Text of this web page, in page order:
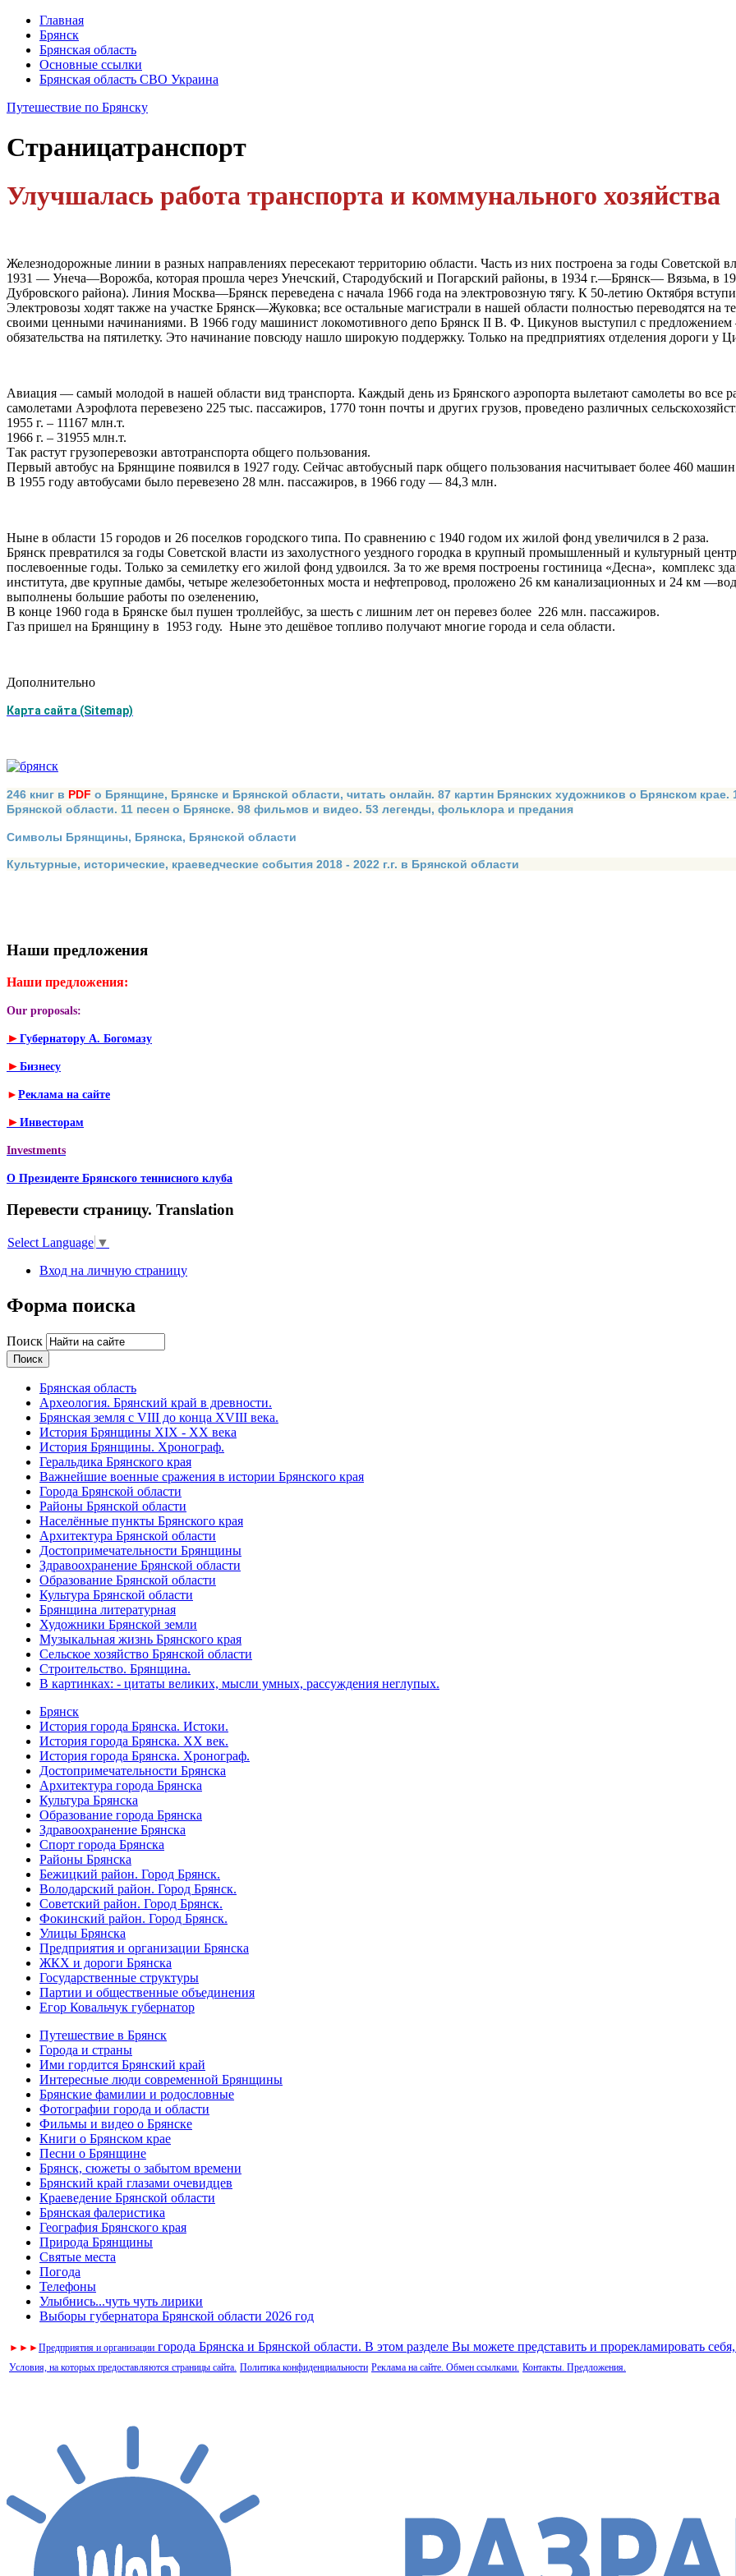
Главная
Брянск
Брянская область
Основные ссылки
Брянская область СВО Украина
Путешествие по Брянску
Страницатранспорт
Улучшалась работа транспорта и коммунального хозяйства
Железнодорожные линии в разных направлениях пересекают территорию области. Часть из них построена за годы
1931 — Унеча—Ворожба, которая прошла через Унечский, Стародубский и Погарский районы, в 1934 г.—Брянск— Вязьма, в
Дубровского района). Линия Москва—Брянск переведена с начала 1966 года на электровозную тягу. К 50-летию Октября
Электровозы ходят также на участке Брянск—Жуковка; все остальные магистрали в нашей области полностью переводятся на
своими ценными начинаниями. В 1966 году машинист локомотивного депо Брянск II В. Ф. Цикунов выступил с
обязательства на пятилетку. Это начинание повсюду нашло широкую поддержку. Только на предприятиях отделения дороги у
Авиация — самый молодой в нашей области вид транспорта. Каждый день из Брянского аэропорта вылетают самолеты во все
самолетами Аэрофлота перевезено 225 тыс. пассажиров, 1770 тонн почты и других грузов, проведено различных
1955 г. – 11167 млн.т.
1966 г. – 31955 млн.т.
Так растут грузоперевозки автотранспорта общего пользования.
Первый автобус на Брянщине появился в 1927 году. Сейчас автобусный парк общего пользования насчитывает более 460
В 1955 году автобусами было перевезено 28 млн. пассажиров, в 1966 году — 84,3 млн.
Ныне в области 15 городов и 26 поселков городского типа. По сравнению с 1940 годом их жилой фонд увеличился в 2 раза.
Брянск превратился за годы Советской власти из захолустного уездного городка в крупный промышленный и культурный
послевоенные годы. Только за семилетку его жилой фонд удвоился. За то же время построены гостиница «Десна», комплекс
института, две крупные дамбы, четыре железобетонных моста и нефтепровод, проложено 26 км канализационных и 24 км
выполнены большие работы по озеленению,
В конце 1960 года в Брянске был пушен троллейбус, за шесть с лишним лет он перевез более 226 млн. пассажиров.
Газ пришел на Брянщину в 1953 году. Ныне это дешёвое топливо получают многие города и села области.
Дополнительно
Карта сайта (Sitemap)
246 книг в PDF о Брянщине, Брянске и Брянской области, читать онлайн. 87 картин Брянских художников о Брянском
Брянской области. 11 песен о Брянске. 98 фильмов и видео. 53 легенды, фольклора и предания
Символы Брянщины, Брянска, Брянской области
Культурные, исторические, краеведческие события 2018 - 2022 г.г. в Брянской области
Наши предложения
Наши предложения:
Our proposals:
► Губернатору А. Богомазу
► Бизнесу
► Реклама на сайте
► Инвесторам
Investments
О Президенте Брянского теннисного клуба
Перевести страницу. Translation
Select Language ▼
Вход на личную страницу
Форма поиска
Поиск
Брянская область
Археология. Брянский край в древности.
Брянская земля с VIII до конца XVIII века.
История Брянщины XIX - XX века
История Брянщины. Хронограф.
Геральдика Брянского края
Важнейшие военные сражения в истории Брянского края
Города Брянской области
Районы Брянской области
Населённые пункты Брянского края
Архитектура Брянской области
Достопримечательности Брянщины
Здравоохранение Брянской области
Образование Брянской области
Культура Брянской области
Брянщина литературная
Художники Брянской земли
Музыкальная жизнь Брянского края
Сельское хозяйство Брянской области
Строительство. Брянщина.
В картинках: - цитаты великих, мысли умных, рассуждения неглупых.
Брянск
История города Брянска. Истоки.
История города Брянска. XX век.
История города Брянска. Хронограф.
Достопримечательности Брянска
Архитектура города Брянска
Культура Брянска
Образование города Брянска
Здравоохранение Брянска
Спорт города Брянска
Районы Брянска
Бежицкий район. Город Брянск.
Володарский район. Город Брянск.
Советский район. Город Брянск.
Фокинский район. Город Брянск.
Улицы Брянска
Предприятия и организации Брянска
ЖКХ и дороги Брянска
Государственные структуры
Партии и общественные объединения
Егор Ковальчук губернатор
Путешествие в Брянск
Города и страны
Ими гордится Брянский край
Интересные люди современной Брянщины
Брянские фамилии и родословные
Фотографии города и области
Фильмы и видео о Брянске
Книги о Брянском крае
Песни о Брянщине
Брянск, сюжеты о забытом времени
Брянский край глазами очевидцев
Краеведение Брянской области
Брянская фалеристика
География Брянского края
Природа Брянщины
Святые места
Погода
Телефоны
Улыбнись...чуть чуть лирики
Выборы губернатора Брянской области 2026 год
► ► ►Предприятия и организации города Брянска и Брянской области. В этом разделе Вы можете представить и прорекламировать
Условия, на которых предоставляются страницы сайта. Политика конфиденциальности Реклама на сайте. Обмен ссылками. Контакты. Предложения.